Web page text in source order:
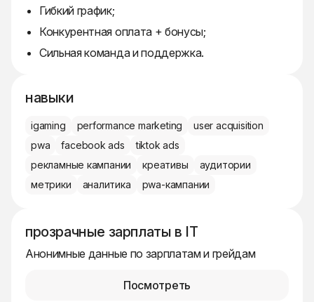
Гибкий график;
Конкурентная оплата + бонусы;
Сильная команда и поддержка.
навыки
igaming performance marketing
user acquisition
pwa
facebook ads
tiktok ads
рекламные кампании
креативы
аудитории
метрики
аналитика pwa-кампании
прозрачные зарплаты в IT
Анонимные данные по зарплатам и грейдам
Посмотреть